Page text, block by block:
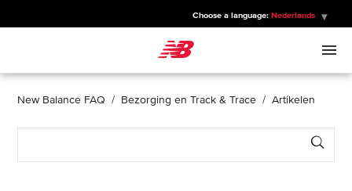
Choose a language: Nederlands
HEREN
New Balance FAQ Bezorging en Track & Trace Artikelen